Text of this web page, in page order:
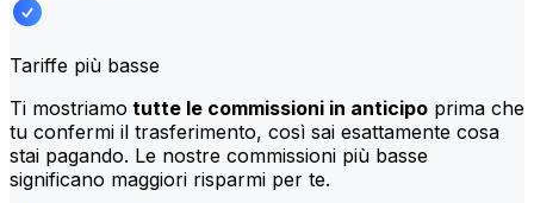
Tariffe più basse
Ti mostriamo tutte le commissioni in anticipo prima che
tu confermi il trasferimento, così sai esattamente cosa
stai pagando. Le nostre commissioni più basse
significano maggiori risparmi per te.